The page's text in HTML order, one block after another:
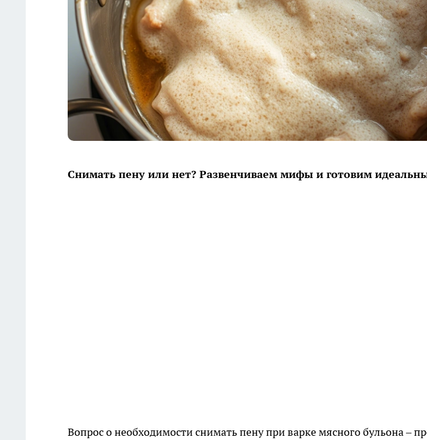
Снимать пену или нет? Развенчиваем мифы и готовим
Вопрос о необходимости снимать пену при варке мясного бульона –